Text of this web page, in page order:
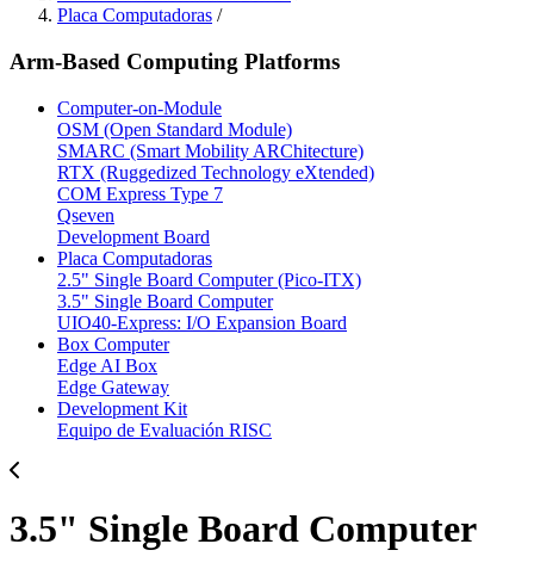
Placa Computadoras /
Arm-Based Computing Platforms
Computer-on-Module
OSM (Open Standard Module)
SMARC (Smart Mobility ARChitecture)
RTX (Ruggedized Technology eXtended)
COM Express Type 7
Qseven
Development Board
Placa Computadoras
2.5" Single Board Computer (Pico-ITX)
3.5" Single Board Computer
UIO40-Express: I/O Expansion Board
Box Computer
Edge AI Box
Edge Gateway
Development Kit
Equipo de Evaluación RISC
3.5" Single Board Computer